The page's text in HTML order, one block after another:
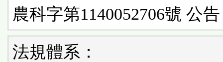
農科字第1140052706號 公告
法規體系：